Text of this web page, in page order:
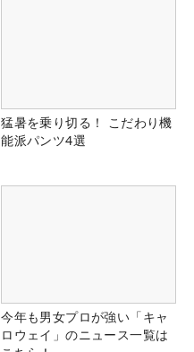
猛暑を乗り切る！ こだわり機
能派パンツ4選
今年も男女プロが強い「キャ
ロウェイ」のニュース一覧は